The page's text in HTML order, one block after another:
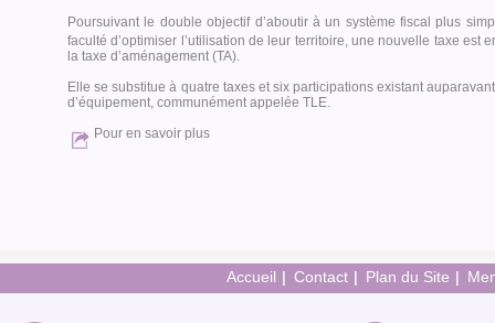
Poursuivant le double objectif d’aboutir à un système fiscal plus
faculté d’optimiser l’utilisation de leur territoire, une nouvelle taxe est
la taxe d’aménagement (TA).
Elle se substitue à quatre taxes et six participations existant
d’équipement, communément appelée TLE.
Pour en savoir plus
Accueil Contact Plan du Site